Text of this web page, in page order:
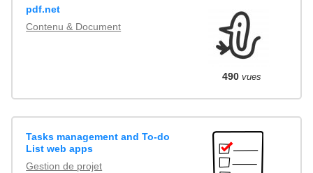
pdf.net
Contenu & Document
490 vues
Tasks management and To-do
List web apps
Gestion de projet